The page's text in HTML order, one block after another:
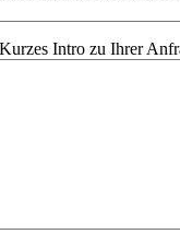
Kurzes Intro zu Ihrer